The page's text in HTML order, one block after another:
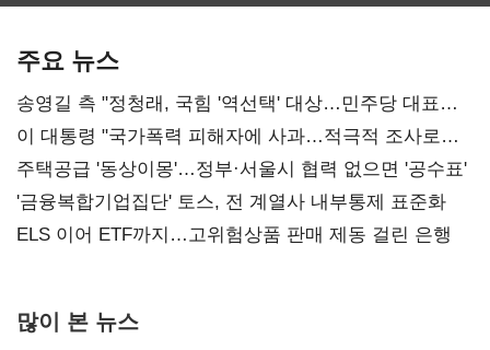
주요 뉴스
송영길 측 "정청래, 국힘 '역선택' 대상…민주당 대표로
총선 지휘 못해"
이 대통령 "국가폭력 피해자에 사과…적극적 조사로
진실 밝혀야"
주택공급 '동상이몽'…정부·서울시 협력 없으면 '공수표'
'금융복합기업집단' 토스, 전 계열사 내부통제 표준화
ELS 이어 ETF까지…고위험상품 판매 제동 걸린 은행
많이 본 뉴스